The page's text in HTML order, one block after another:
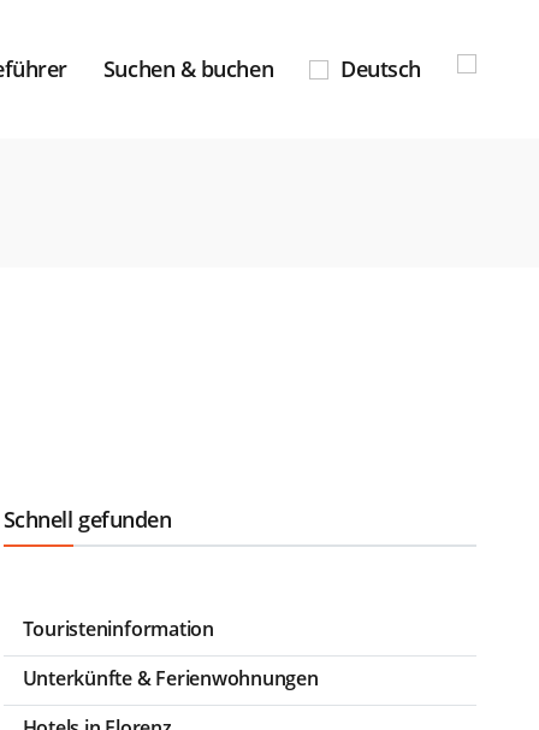
Suchen & buchen Deutsch
Schnell gefunden
Touristeninformation
Unterkünfte & Ferienwohnungen